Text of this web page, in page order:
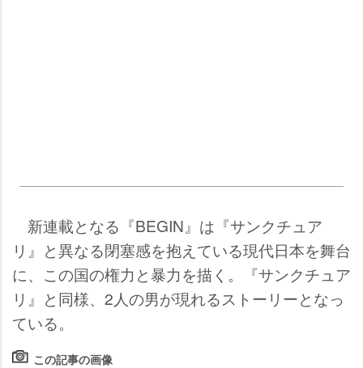
新連載となる『BEGIN』は『サンクチュア
リ』と異なる閉塞感を抱えている現代日本を舞台
に、この国の権力と暴力を描く。『サンクチュア
リ』と同様、2人の男が現れるストーリーとなっ
ている。
この記事の画像